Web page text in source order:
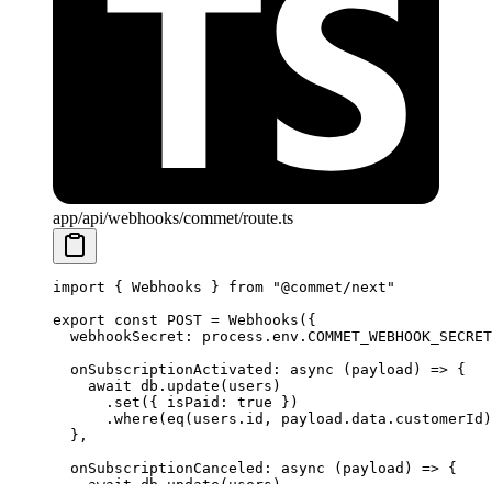
app/api/webhooks/commet/route.ts
import { Webhooks } from "@commet/next"
export const POST = Webhooks ({
  webhookSecret: process.env.
COMMET_WEBHOOK_SECRET
  onSubscriptionActivated
: async ( payload ) => {
    await
db. update (users)
      .
set ({ isPaid: true })
      .
where ( eq (users.id,
  },
  onSubscriptionCanceled
: async ( payload ) => {